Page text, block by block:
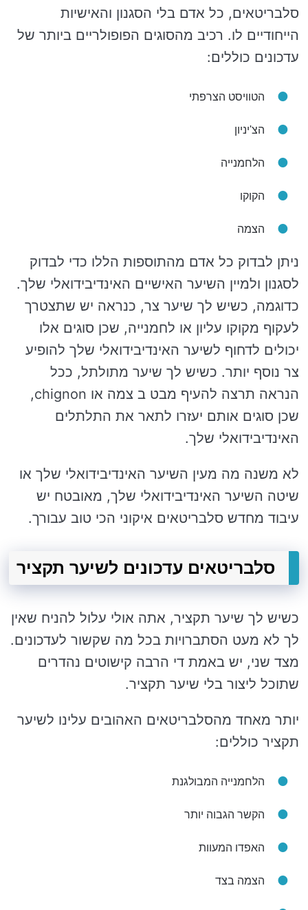
סלבריטאים, כל אדם בלי הסגנון והאישיות
הייחודיים לו. רכיב מהסוגים הפופולריים ביותר של
עדכונים כוללים:
הטוויסט הצרפתי
הצ'יניון
הלחמנייה
הקוקו
הצמה
ניתן לבדוק כל אדם מהתוספות הללו כדי לבדוק
לסגנון ולמיין השיער האישיים האינדיבידואלי שלך.
כדוגמה, כשיש לך שיער צר, כנראה יש שתצטרך
לעקוף מקוקו עליון או לחמנייה, שכן סוגים אלו
יכולים לדחוף לשיער האינדיבידואלי שלך להופיע
צר נוסף יותר. כשיש לך שיער מתולתל, ככל
הנראה תרצה להעיף מבט ב צמה או chignon,
שכן סוגים אותם יעזרו לתאר את התלתלים
האינדיבידואלי שלך.
לא משנה מה מעין השיער האינדיבידואלי שלך או
שיטה השיער האינדיבידואלי שלך, מאובטח יש
עיבוד מחדש סלבריטאים איקוני הכי טוב עבורך.
סלבריטאים עדכונים לשיער תקציר
כשיש לך שיער תקציר, אתה אולי עלול להניח שאין
לך לא מעט הסתברויות בכל מה שקשור לעדכונים.
מצד שני, יש באמת די הרבה קישוטים נהדרים
שתוכל ליצור בלי שיער תקציר.
יותר מאחד מהסלבריטאים האהובים עלינו לשיער
תקציר כוללים:
הלחמנייה המבולגנת
הקשר הגבוה יותר
האפדו המעוות
הצמה בצד